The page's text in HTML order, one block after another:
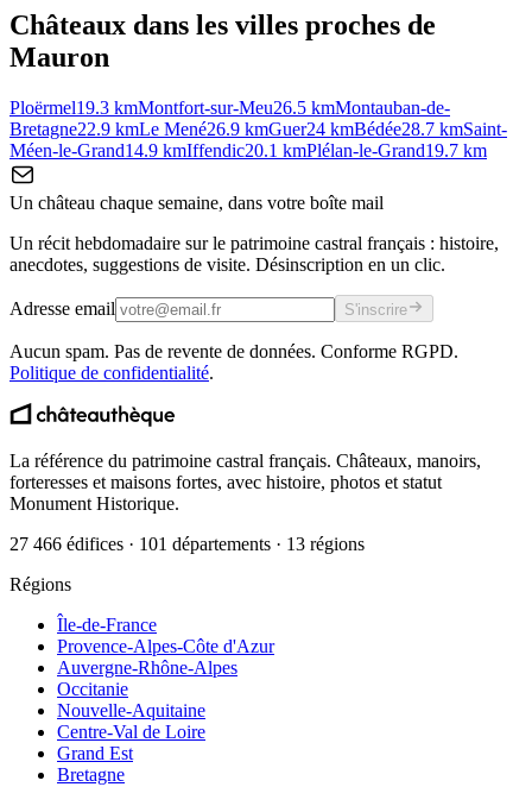
Châteaux dans les villes proches de
Mauron
Ploërmel19.3 kmMontfort-sur-Meu26.5 kmMontauban-de-
Bretagne22.9 kmLe Mené26.9 kmGuer24 kmBédée28.7 kmSaint-
Méen-le-Grand14.9 kmIffendic20.1 kmPlélan-le-Grand19.7 km
Un château chaque semaine, dans votre boîte mail
Un récit hebdomadaire sur le patrimoine castral français : histoire,
anecdotes, suggestions de visite. Désinscription en un clic.
Adresse email S'inscrire
Aucun spam. Pas de revente de données. Conforme RGPD.
Politique de confidentialité.
La référence du patrimoine castral français. Châteaux, manoirs,
forteresses et maisons fortes, avec histoire, photos et statut
Monument Historique.
27 466 édifices · 101 départements · 13 régions
Régions
Île-de-France
Provence-Alpes-Côte d'Azur
Auvergne-Rhône-Alpes
Occitanie
Nouvelle-Aquitaine
Centre-Val de Loire
Grand Est
Bretagne